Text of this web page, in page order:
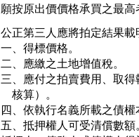
公正第三人應將拍定結果
一、得標價格。
二、應繳之土地增值稅。
三、應付之拍賣費用、取
    核算）。
四、依執行名義所載之債
五、抵押權人可受清償數額